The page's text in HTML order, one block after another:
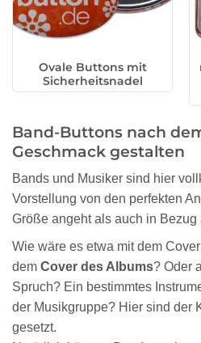
Ovale Buttons mit
Sicherheitsnadel
Band-Buttons nach
Geschmack gestalten
Bands und Musiker sind hier
Vorstellung von den perfekten
Größe angeht als auch in Bezug
Wie wäre es etwa mit dem
dem Cover des Albums? Oder
Spruch? Ein bestimmtes
der Musikgruppe? Hier sind der
gesetzt.